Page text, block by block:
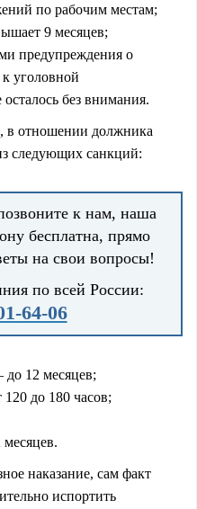
по рабочим местам;
9 месяцев;
предупреждения о
уголовной
осталось без внимания.
в отношении должника
следующих санкций:
к нам, наша
бесплатна, прямо
на свои вопросы!
по всей России:
64-06
до 12 месяцев;
120 до 180 часов;
наказание, сам факт
испортить